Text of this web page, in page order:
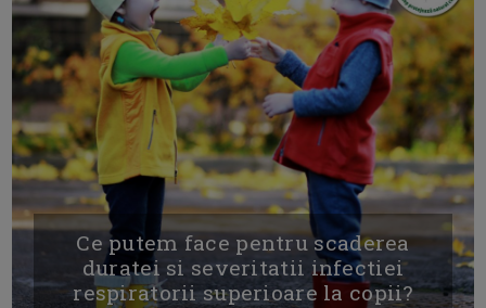
Ce putem face pentru scaderea
duratei si severitatii infectiei
respiratorii superioare la copii?